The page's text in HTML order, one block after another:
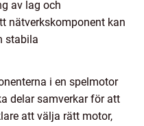
av lag och
nätverkskomponent kan
stabila
i en spelmotor
delar samverkar för att
att välja rätt motor,